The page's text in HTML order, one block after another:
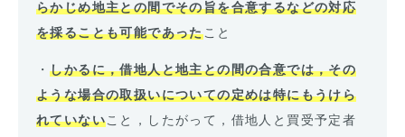
らかじめ地主との間でその旨を合意するなどの対応
を採ることも可能であったこと
・しかるに，借地人と地主との間の合意では，その
ような場合の取扱いについての定めは特にもうけら
れていないこと，したがって，借地人と買受予定者